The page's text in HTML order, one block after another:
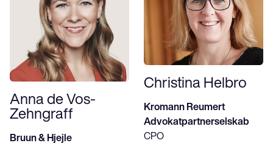
Anna de Vos-
Zehngraff
Bruun & Hjejle
Christina Helbro
Kromann Reumert
Advokatpartnerselskab
CPO